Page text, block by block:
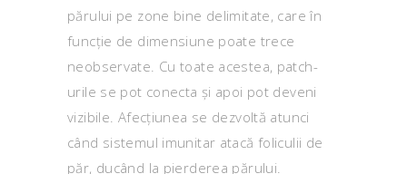
părului pe zone bine delimitate, care în
funcție de dimensiune poate trece
neobservate. Cu toate acestea, patch-
urile se pot conecta și apoi pot deveni
vizibile. Afecțiunea se dezvoltă atunci
când sistemul imunitar atacă foliculii de
păr, ducând la pierderea părului.